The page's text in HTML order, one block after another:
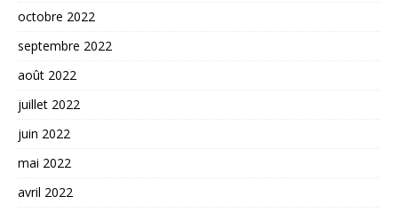
octobre 2022
septembre 2022
août 2022
juillet 2022
juin 2022
mai 2022
avril 2022